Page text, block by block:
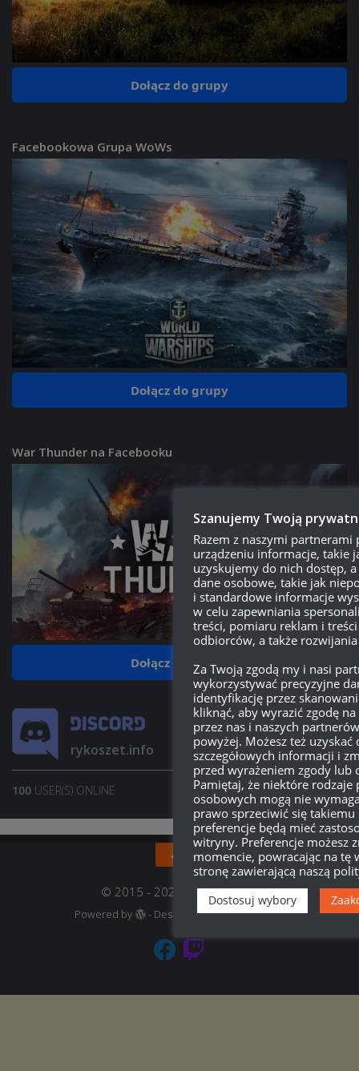
Dołącz do grupy
Facebookowa Grupa WoWs
Dołącz do grupy
War Thunder na Facebooku
Dołącz do grupy
rykoszet.info
100 USER(S) ONLINE JOIN SERVER
© 2015 - 2022, rykoszet.info
Powered by - Designed withHueman Pro
Szanujemy Twoją
Razem z naszymi
urządzeniu informacje, takie
uzyskujemy do nich dostęp,
dane osobowe, takie jak
i standardowe informacje
w celu zapewniania
treści, pomiaru reklam i
odbiorców, a także
Za Twoją zgodą my i nasi
wykorzystywać precyzyjne
identyfikację przez
kliknąć, aby wyrazić zgodę
przez nas i naszych
powyżej. Możesz też
szczegółowych informacji i
przed wyrażeniem zgody lub
Pamiętaj, że niektóre rodzaje
osobowych mogą nie
prawo sprzeciwić się
preferencje będą mieć
witryny. Preferencje możesz
momencie, powracając na tę
stronę zawierającą naszą
Dostosuj wybory